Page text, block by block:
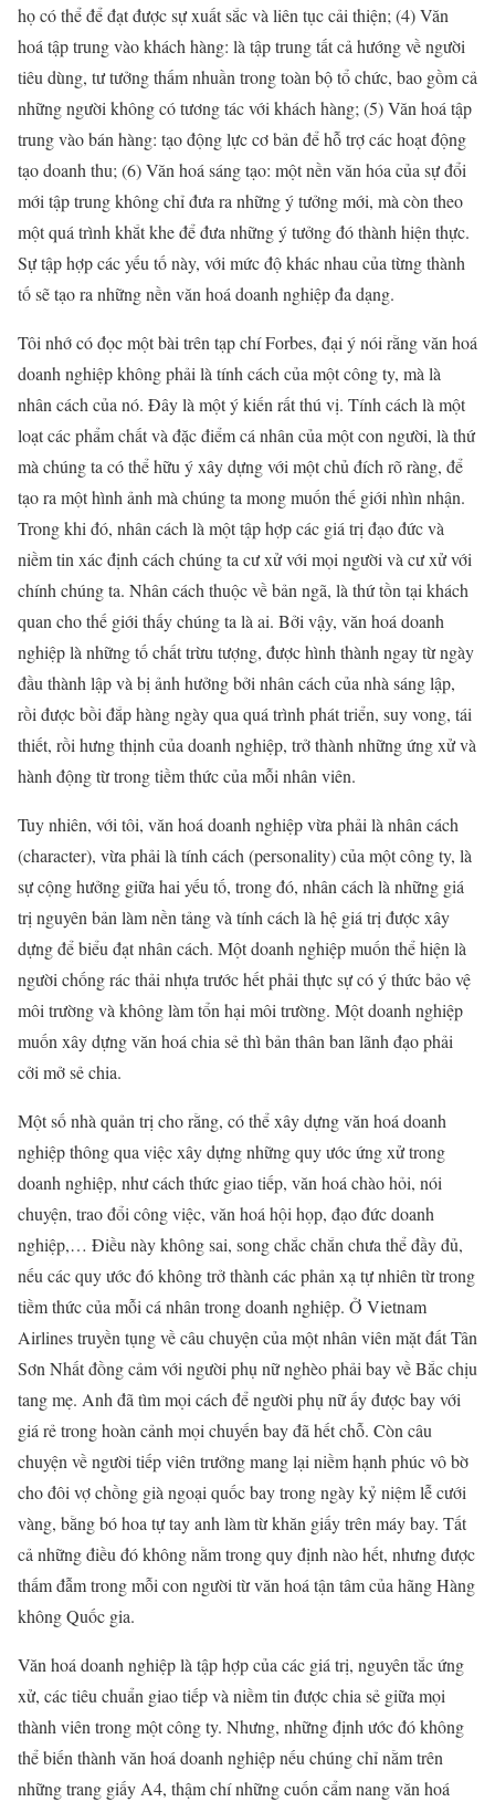
họ có thể để đạt được sự xuất sắc và liên tục cải thiện; (4) Văn
hoá tập trung vào khách hàng: là tập trung tất cả hướng về người
tiêu dùng, tư tưởng thấm nhuần trong toàn bộ tổ chức, bao gồm cả
những người không có tương tác với khách hàng; (5) Văn hoá tập
trung vào bán hàng: tạo động lực cơ bản để hỗ trợ các hoạt động
tạo doanh thu; (6) Văn hoá sáng tạo: một nền văn hóa của sự đổi
mới tập trung không chỉ đưa ra những ý tưởng mới, mà còn theo
một quá trình khắt khe để đưa những ý tưởng đó thành hiện thực.
Sự tập hợp các yếu tố này, với mức độ khác nhau của từng thành
tố sẽ tạo ra những nền văn hoá doanh nghiệp đa dạng.
Tôi nhớ có đọc một bài trên tạp chí Forbes, đại ý nói rằng văn hoá
doanh nghiệp không phải là tính cách của một công ty, mà là
nhân cách của nó. Đây là một ý kiến rất thú vị. Tính cách là một
loạt các phẩm chất và đặc điểm cá nhân của một con người, là thứ
mà chúng ta có thể hữu ý xây dựng với một chủ đích rõ ràng, để
tạo ra một hình ảnh mà chúng ta mong muốn thế giới nhìn nhận.
Trong khi đó, nhân cách là một tập hợp các giá trị đạo đức và
niềm tin xác định cách chúng ta cư xử với mọi người và cư xử với
chính chúng ta. Nhân cách thuộc về bản ngã, là thứ tồn tại khách
quan cho thế giới thấy chúng ta là ai. Bởi vậy, văn hoá doanh
nghiệp là những tố chất trừu tượng, được hình thành ngay từ ngày
đầu thành lập và bị ảnh hưởng bởi nhân cách của nhà sáng lập,
rồi được bồi đắp hàng ngày qua quá trình phát triển, suy vong, tái
thiết, rồi hưng thịnh của doanh nghiệp, trở thành những ứng xử và
hành động từ trong tiềm thức của mỗi nhân viên.
Tuy nhiên, với tôi, văn hoá doanh nghiệp vừa phải là nhân cách
(character), vừa phải là tính cách (personality) của một công ty, là
sự cộng hưởng giữa hai yếu tố, trong đó, nhân cách là những giá
trị nguyên bản làm nền tảng và tính cách là hệ giá trị được xây
dựng để biểu đạt nhân cách. Một doanh nghiệp muốn thể hiện là
người chống rác thải nhựa trước hết phải thực sự có ý thức bảo vệ
môi trường và không làm tổn hại môi trường. Một doanh nghiệp
muốn xây dựng văn hoá chia sẻ thì bản thân ban lãnh đạo phải
cởi mở sẻ chia.
Một số nhà quản trị cho rằng, có thể xây dựng văn hoá doanh
nghiệp thông qua việc xây dựng những quy ước ứng xử trong
doanh nghiệp, như cách thức giao tiếp, văn hoá chào hỏi, nói
chuyện, trao đổi công việc, văn hoá hội họp, đạo đức doanh
nghiệp,… Điều này không sai, song chắc chắn chưa thể đầy đủ,
nếu các quy ước đó không trở thành các phản xạ tự nhiên từ trong
tiềm thức của mỗi cá nhân trong doanh nghiệp. Ở Vietnam
Airlines truyền tụng về câu chuyện của một nhân viên mặt đất Tân
Sơn Nhất đồng cảm với người phụ nữ nghèo phải bay về Bắc chịu
tang mẹ. Anh đã tìm mọi cách để người phụ nữ ấy được bay với
giá rẻ trong hoàn cảnh mọi chuyến bay đã hết chỗ. Còn câu
chuyện về người tiếp viên trưởng mang lại niềm hạnh phúc vô bờ
cho đôi vợ chồng già ngoại quốc bay trong ngày kỷ niệm lễ cưới
vàng, bằng bó hoa tự tay anh làm từ khăn giấy trên máy bay. Tất
cả những điều đó không nằm trong quy định nào hết, nhưng được
thấm đẫm trong mỗi con người từ văn hoá tận tâm của hãng Hàng
không Quốc gia.
Văn hoá doanh nghiệp là tập hợp của các giá trị, nguyên tắc ứng
xử, các tiêu chuẩn giao tiếp và niềm tin được chia sẻ giữa mọi
thành viên trong một công ty. Nhưng, những định ước đó không
thể biến thành văn hoá doanh nghiệp nếu chúng chỉ nằm trên
những trang giấy A4, thậm chí những cuốn cẩm nang văn hoá